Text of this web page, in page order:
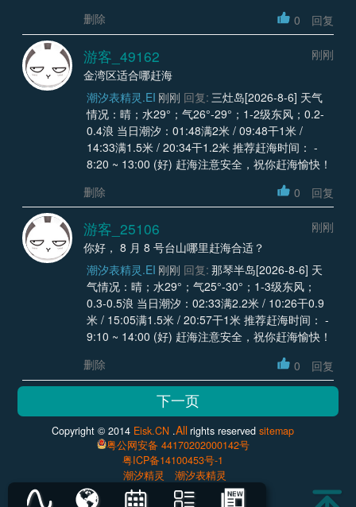
删除
0 回复
游客_49162
刚刚
金湾区适合哪赶海
潮汐表精灵.EI 刚刚 回复: 三灶岛[2026-8-6] 天气
情况：晴；水29°；气26°-29°；1-2级东风；0.2-
0.4浪 当日潮汐：01:48满2米 / 09:48干1米 /
14:33满1.5米 / 20:34干1.2米 推荐赶海时间： -
8:20 ~ 13:00 (好) 赶海注意安全，祝你赶海愉快！
删除
0 回复
游客_25106
刚刚
你好， 8 月 8 号台山哪里赶海合适？
潮汐表精灵.EI 刚刚 回复: 那琴半岛[2026-8-6] 天
气情况：晴；水29°；气25°-30°；1-3级东风；
0.3-0.5浪 当日潮汐：02:33满2.2米 / 10:26干0.9
米 / 15:05满1.5米 / 20:57干1米 推荐赶海时间： -
9:10 ~ 14:00 (好) 赶海注意安全，祝你赶海愉快！
删除
0 回复
Copyright © 2014 Eisk.CN .Allrights reservedsitemap
粤公网安备 44170202000142号
粤ICP备14100453号-1
潮汐精灵
潮汐表精灵